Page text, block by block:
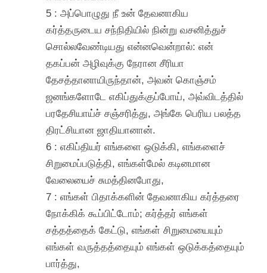
5 : அப்பொழுது நீ உன் தேவனாகிய
கர்த்தருடைய சந்நிதியில் நின்று வசனித்துச்
சொல்லவேண்டியது என்னவென்றால்: என்
தகப்பன் அழிவுக்கு நேரான சீரியா
தேசத்தானாயிருந்தான், அவன் கொஞ்சம்
ஜனங்களோடே எகிப்துக்குப்போய், அவ்விடத்தில்
பரதேசியாய்ச் சஞ்சரித்து, அங்கே பெரிய பலத்த
திரட்சியான ஜாதியானான்.
6 : எகிப்தியர் எங்களை ஒடுக்கி, எங்களைச்
சிறுமைப்படுத்தி, எங்கள்மேல் கடினமான
வேலையைச் சுமத்தினபோது,
7 : எங்கள் பிதாக்களின் தேவனாகிய கர்த்தரை
நோக்கிக் கூப்பிட்டோம்; கர்த்தர் எங்கள்
சத்தத்தைக் கேட்டு, எங்கள் சிறுமையையும்
எங்கள் வருத்தத்தையும் எங்கள் ஒடுக்கத்தையும்
பார்த்து,